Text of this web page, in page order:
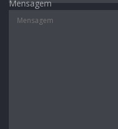
máximo três provas
Mensagem